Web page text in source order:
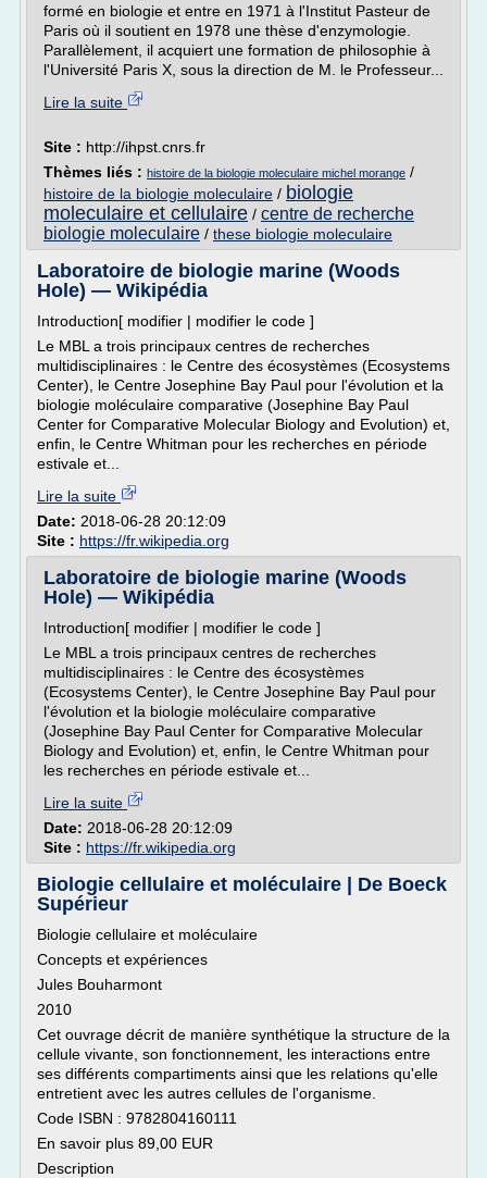
formé en biologie et entre en 1971 à l'Institut Pasteur de
Paris où il soutient en 1978 une thèse d'enzymologie.
Parallèlement, il acquiert une formation de philosophie à
l'Université Paris X, sous la direction de M. le Professeur...
Lire la suite
Site : http://ihpst.cnrs.fr
Thèmes liés : histoire de la biologie moleculaire michel morange /
histoire de la biologie moleculaire / biologie
moleculaire et cellulaire / centre de recherche
biologie moleculaire / these biologie moleculaire
Laboratoire de biologie marine (Woods
Hole) — Wikipédia
Introduction[ modifier | modifier le code ]
Le MBL a trois principaux centres de recherches
multidisciplinaires : le Centre des écosystèmes (Ecosystems
Center), le Centre Josephine Bay Paul pour l'évolution et la
biologie moléculaire comparative (Josephine Bay Paul
Center for Comparative Molecular Biology and Evolution) et,
enfin, le Centre Whitman pour les recherches en période
estivale et...
Lire la suite
Date: 2018-06-28 20:12:09
Site : https://fr.wikipedia.org
Laboratoire de biologie marine (Woods
Hole) — Wikipédia
Introduction[ modifier | modifier le code ]
Le MBL a trois principaux centres de recherches
multidisciplinaires : le Centre des écosystèmes
(Ecosystems Center), le Centre Josephine Bay Paul pour
l'évolution et la biologie moléculaire comparative
(Josephine Bay Paul Center for Comparative Molecular
Biology and Evolution) et, enfin, le Centre Whitman pour
les recherches en période estivale et...
Lire la suite
Date: 2018-06-28 20:12:09
Site : https://fr.wikipedia.org
Biologie cellulaire et moléculaire | De Boeck
Supérieur
Biologie cellulaire et moléculaire
Concepts et expériences
Jules Bouharmont
2010
Cet ouvrage décrit de manière synthétique la structure de la
cellule vivante, son fonctionnement, les interactions entre
ses différents compartiments ainsi que les relations qu'elle
entretient avec les autres cellules de l'organisme.
Code ISBN : 9782804160111
En savoir plus 89,00 EUR
Description